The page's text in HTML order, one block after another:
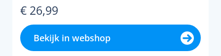
€ 26,99
Bekijk in webshop